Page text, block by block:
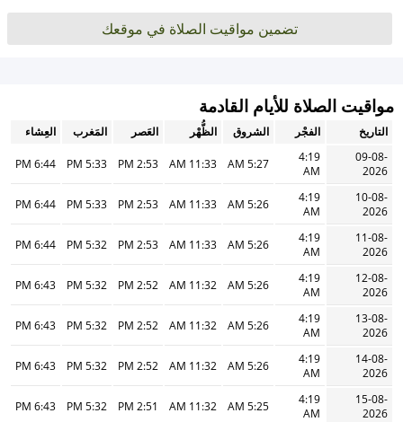
تضمين مواقيت الصلاة في موقعك
مواقيت الصلاة للأيام القادمة
التاريخ الفجْر الشروق الظُّهْر العَصر المَغرب
العِشاء
09-08-
2026
4:19
AM
5:27 AM
11:33 AM
2:53 PM
5:33 PM
6:44 PM
10-08-
2026
4:19
AM
5:26 AM
11:33 AM
2:53 PM
5:33 PM
6:44 PM
11-08-
2026
4:19
AM
5:26 AM
11:33 AM
2:53 PM
5:32 PM
6:44 PM
12-08-
2026
4:19
AM
5:26 AM
11:32 AM
2:52 PM
5:32 PM
6:43 PM
13-08-
2026
4:19
AM
5:26 AM
11:32 AM
2:52 PM
5:32 PM
6:43 PM
14-08-
2026
4:19
AM
5:26 AM
11:32 AM
2:52 PM
5:32 PM
6:43 PM
15-08-
2026
4:19
AM
5:25 AM
11:32 AM
2:51 PM
5:32 PM
6:43 PM